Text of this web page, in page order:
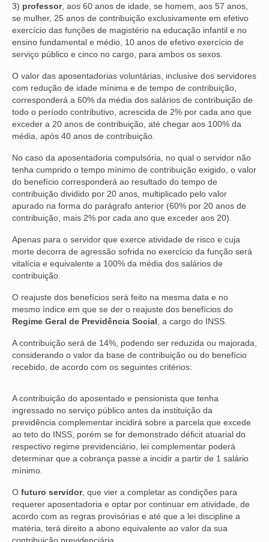
3) professor, aos 60 anos de idade, se homem, aos 57 anos,
se mulher, 25 anos de contribuição exclusivamente em efetivo
exercício das funções de magistério na educação infantil e no
ensino fundamental e médio, 10 anos de efetivo exercício de
serviço público e cinco no cargo, para ambos os sexos.
O valor das aposentadorias voluntárias, inclusive dos servidores
com redução de idade mínima e de tempo de contribuição,
corresponderá a 60% da média dos salários de contribuição de
todo o período contributivo, acrescida de 2% por cada ano que
exceder a 20 anos de contribuição, até chegar aos 100% da
média, após 40 anos de contribuição.
No caso da aposentadoria compulsória, no qual o servidor não
tenha cumprido o tempo mínimo de contribuição exigido, o valor
do benefício corresponderá ao resultado do tempo de
contribuição dividido por 20 anos, multiplicado pelo valor
apurado na forma do parágrafo anterior (60% por 20 anos de
contribuição, mais 2% por cada ano que exceder aos 20).
Apenas para o servidor que exerce atividade de risco e cuja
morte decorra de agressão sofrida no exercício da função será
vitalícia e equivalente a 100% da média dos salários de
contribuição.
O reajuste dos benefícios será feito na mesma data e no
mesmo índice em que se der o reajuste dos benefícios do
Regime Geral de Previdência Social , a cargo do INSS.
A contribuição será de 14%, podendo ser reduzida ou majorada,
considerando o valor da base de contribuição ou do benefício
recebido, de acordo com os seguintes critérios:
A contribuição do aposentado e pensionista que tenha
ingressado no serviço público antes da instituição da
previdência complementar incidirá sobre a parcela que excede
ao teto do INSS, porém se for demonstrado déficit atuarial do
respectivo regime previdenciário, lei complementar poderá
determinar que a cobrança passe a incidir a partir de 1 salário
mínimo.
O futuro servidor, que vier a completar as condições para
requerer aposentadoria e optar por continuar em atividade, de
acordo com as regras provisórias e até que a lei discipline a
matéria, terá direito a abono equivalente ao valor da sua